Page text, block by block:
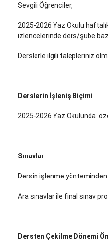
Sevgili Öğrenciler,
2025-2026 Yaz Okulu
izlencelerinde ders/şube
Derslerle ilgili talepleriniz
Derslerin İşleniş Biçimi
2025-2026 Yaz Okulunda
Sınavlar
Dersin işlenme yönteminden
Ara sınavlar ile final sınav
Dersten Çekilme Dönemi